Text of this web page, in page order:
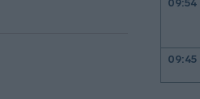
09:54
09:45